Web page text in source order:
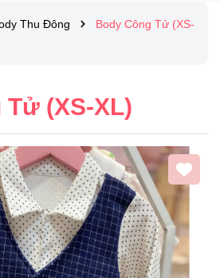
Thu Đông
Body Công Tử (XS-
(XS-XL)